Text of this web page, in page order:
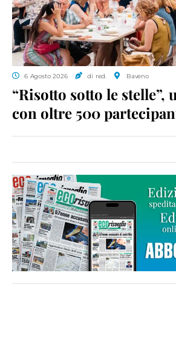
6 Agosto 2026 di red. Baveno
“Risotto sotto le stelle”,
con oltre 500